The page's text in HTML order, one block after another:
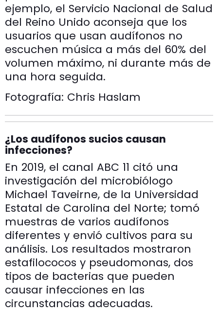
ejemplo, el Servicio Nacional de Salud
del Reino Unido aconseja que los
usuarios que usan audífonos no
escuchen música a más del 60% del
volumen máximo, ni durante más de
una hora seguida.
Fotografía: Chris Haslam
¿Los audífonos sucios causan
infecciones?
En 2019, el canal ABC 11 citó una
investigación del microbiólogo
Michael Taveirne, de la Universidad
Estatal de Carolina del Norte; tomó
muestras de varios audífonos
diferentes y envió cultivos para su
análisis. Los resultados mostraron
estafilococos y pseudomonas, dos
tipos de bacterias que pueden
causar infecciones en las
circunstancias adecuadas.